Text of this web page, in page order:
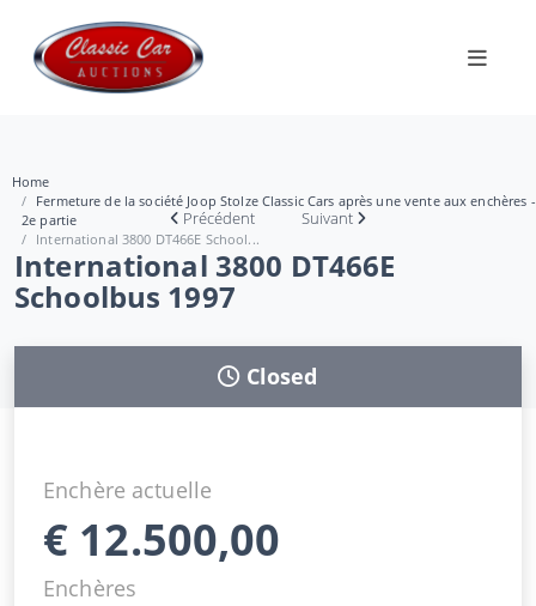
Home
Fermeture de la société Joop Stolze Classic Cars après une vente aux enchères -
2e partie
International 3800 DT466E School...
Précédent Suivant
International 3800 DT466E
Schoolbus 1997
Closed
Enchère actuelle
€ 12.500,00
Enchères